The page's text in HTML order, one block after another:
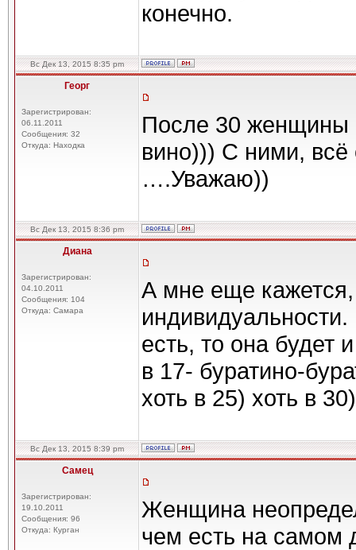
конечно.
Вс Дек 13, 2015 8:35 pm
Георг
Зарегистрирован:
06.11.2011
Сообщения: 32
Откуда: Находка
После 30
вино))) С ними, всё
….Уважаю))
Вс Дек 13, 2015 8:36 pm
Диана
Зарегистрирован:
04.10.2011
Сообщения: 104
Откуда: Самара
А мне еще кажется,
есть, то она будет
в 17- буратино-
хоть в 25) хоть в
Вс Дек 13, 2015 8:39 pm
Самец
Зарегистрирован:
19.10.2011
Сообщения: 96
Откуда: Курган
Женщина
чем есть на самом